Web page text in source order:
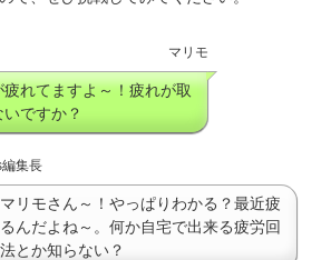
マリモ
れてますよ～！疲れが取
ですか？
集長
リモさん～！やっぱりわかる？最近疲
んだよね～。何か自宅で出来る疲労回
とか知らない？